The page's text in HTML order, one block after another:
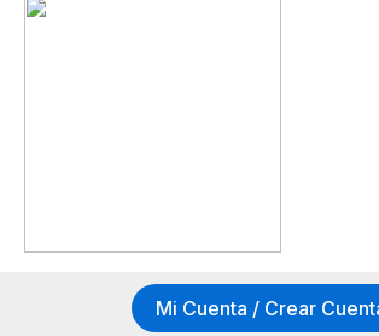
Mi Cuenta / Crear